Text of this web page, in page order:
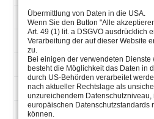
Übermittlung von Daten in die USA.
Wenn Sie den Button "Alle
Art. 49 (1) lit. a DSGVO ausdrücklich
Verarbeitung der auf dieser Website
zu.
Bei einigen der verwendeten Dienste
besteht die Möglichkeit das Daten in
durch US-Behörden verarbeitet
nach aktueller Rechtslage als
unzureichendem Datenschutzniveau,
europäischen Datenschutzstandards
können.